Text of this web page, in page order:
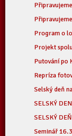
Program o
Projekt
Putování po
Repríza
Selský deň
SELSKÝ
SELSKÝ
Seminář